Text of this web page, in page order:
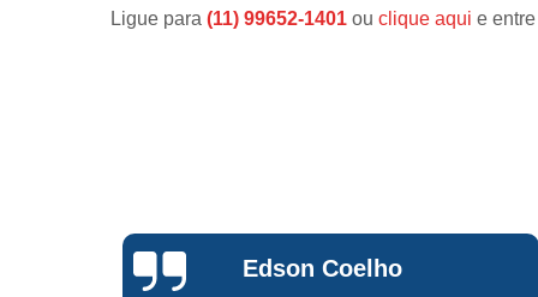
Ligue para (11) 99652-1401 ou clique aqui e
Waldirene
Monteiro